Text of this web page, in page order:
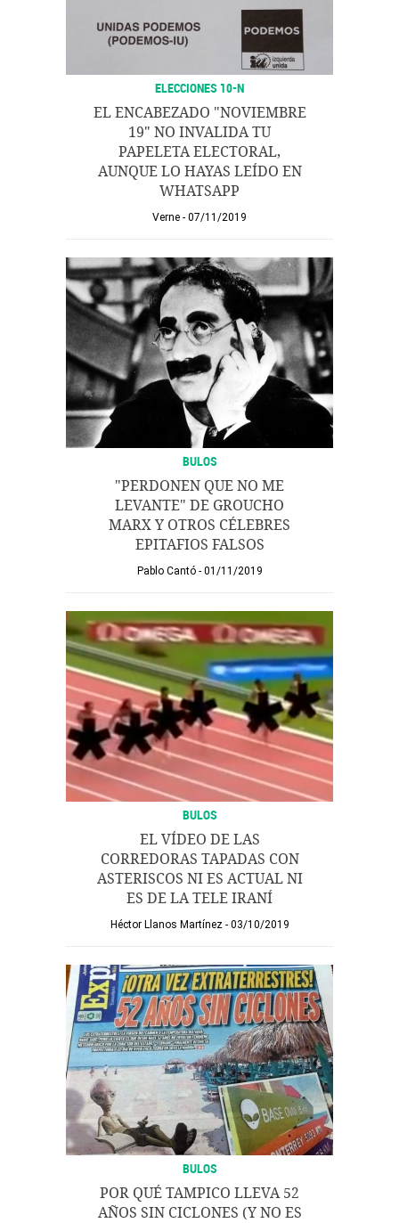
ELECCIONES 10-N
EL ENCABEZADO "NOVIEMBRE
19" NO INVALIDA TU
PAPELETA ELECTORAL,
AUNQUE LO HAYAS LEÍDO EN
WHATSAPP
Verne 07/11/2019
BULOS
"PERDONEN QUE NO ME
LEVANTE" DE GROUCHO
MARX Y OTROS CÉLEBRES
EPITAFIOS FALSOS
Pablo Cantó 01/11/2019
BULOS
EL VÍDEO DE LAS
CORREDORAS TAPADAS CON
ASTERISCOS NI ES ACTUAL NI
ES DE LA TELE IRANÍ
Héctor Llanos Martínez 03/10/2019
BULOS
POR QUÉ TAMPICO LLEVA 52
AÑOS SIN CICLONES (Y NO ES